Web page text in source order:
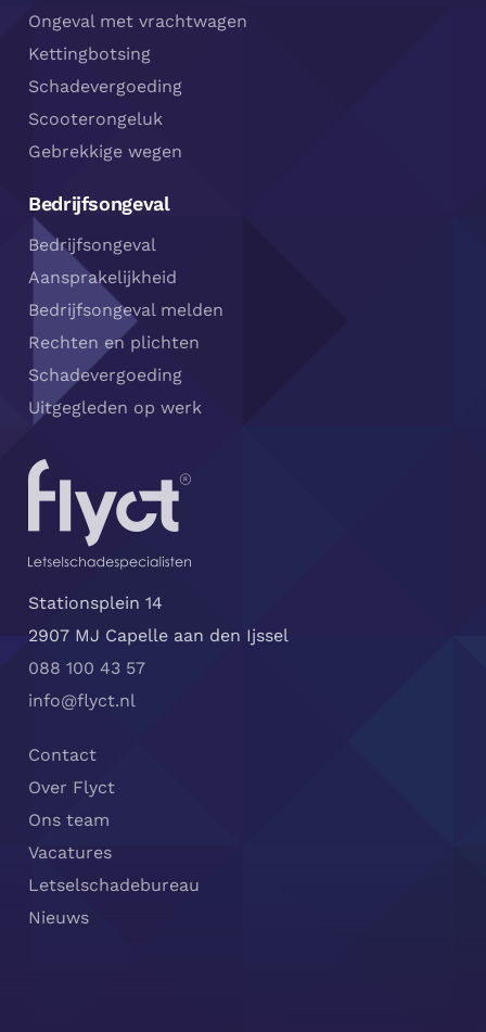
Ongeval met vrachtwagen
Kettingbotsing
Schadevergoeding
Scooterongeluk
Gebrekkige wegen
Bedrijfsongeval
Bedrijfsongeval
Aansprakelijkheid
Bedrijfsongeval melden
Rechten en plichten
Schadevergoeding
Uitgegleden op werk
Stationsplein 14
2907 MJ Capelle aan den Ijssel
088 100 43 57
info@flyct.nl
Contact
Over Flyct
Ons team
Vacatures
Letselschadebureau
Nieuws